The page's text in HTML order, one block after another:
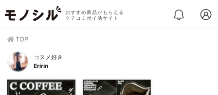
おすすめ商品がもらえる
クチコミポイ活サイト
TOP
コスメ好き
Eririn